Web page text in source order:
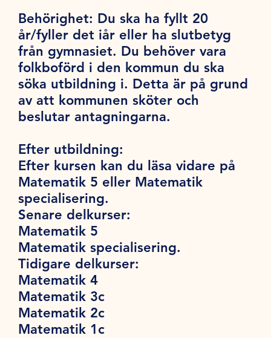
Behörighet: Du ska ha fyllt 20
år/fyller det iår eller ha slutbetyg
från gymnasiet. Du behöver vara
folkboförd i den kommun du ska
söka utbildning i. Detta är på grund
av att kommunen sköter och
beslutar antagningarna.
Efter utbildning:
Efter kursen kan du läsa vidare på
Matematik 5 eller Matematik
specialisering.
Senare delkurser:
Matematik 5
Matematik specialisering.
Tidigare delkurser:
Matematik 4
Matematik 3c
Matematik 2c
Matematik 1c